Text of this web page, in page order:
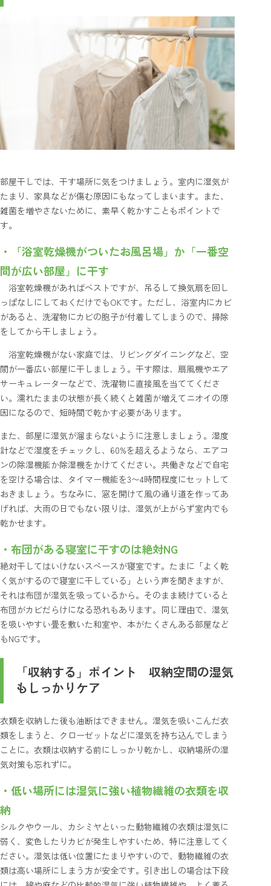
部屋干しでは、干す場所に気をつけましょう。室内に湿気が
たまり、家具などが傷む原因にもなってしまいます。また、
雑菌を増やさないために、素早く乾かすこともポイントで
す。
・「浴室乾燥機がついたお風呂場」か「一番空
間が広い部屋」に干す
浴室乾燥機があればベストですが、吊るして換気扇を回し
っぱなしにしておくだけでもOKです。ただし、浴室内にカビ
があると、洗濯物にカビの胞子が付着してしまうので、掃除
をしてから干しましょう。
浴室乾燥機がない家庭では、リビングダイニングなど、空
間が一番広い部屋に干しましょう。干す際は、扇風機やエア
サーキュレーターなどで、洗濯物に直接風を当ててくださ
い。濡れたままの状態が長く続くと雑菌が増えてニオイの原
因になるので、短時間で乾かす必要があります。
また、部屋に湿気が溜まらないように注意しましょう。湿度
計などで湿度をチェックし、60%を超えるようなら、エアコ
ンの除湿機能か除湿機をかけてください。共働きなどで自宅
を空ける場合は、タイマー機能を3〜4時間程度にセットして
おきましょう。ちなみに、窓を開けて風の通り道を作ってあ
げれば、大雨の日でもない限りは、湿気が上がらず室内でも
乾かせます。
・布団がある寝室に干すのは絶対NG
絶対干してはいけないスペースが寝室です。たまに「よく乾
く気がするので寝室に干している」という声を聞きますが、
それは布団が湿気を吸っているから。そのまま続けていると
布団がカビだらけになる恐れもあります。同じ理由で、湿気
を吸いやすい畳を敷いた和室や、本がたくさんある部屋など
もNGです。
「収納する」ポイント 収納空間の湿気
もしっかりケア
衣類を収納した後も油断はできません。湿気を吸いこんだ衣
類をしまうと、クローゼットなどに湿気を持ち込んでしまう
ことに。衣類は収納する前にしっかり乾かし、収納場所の湿
気対策も忘れずに。
・低い場所には湿気に強い植物繊維の衣類を収
納
シルクやウール、カシミヤといった動物繊維の衣類は湿気に
弱く、変色したりカビが発生しやすいため、特に注意してく
ださい。湿気は低い位置にたまりやすいので、動物繊維の衣
類は高い場所にしまう方が安全です。引き出しの場合は下段